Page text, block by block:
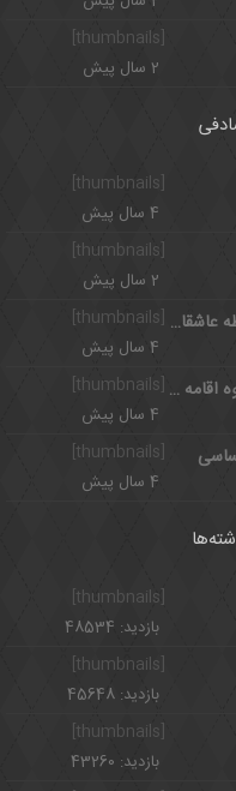
2 سال پیش
[thumbnails]
4 سال پیش
2 سال پیش
[thumbnails] بیوگرافی جاستین بیبر خواننده و بازیگر و رابطه عاشقانه با سلنا گومز
4 سال پیش
بهترین زمان خواندن نماز شب یا تهجد و نحوه اقامه نماز تهجد
4 سال پیش
4 سال پیش
بازدید: 48534
[thumbnails]
بازدید: 45648
بازدید: 43260